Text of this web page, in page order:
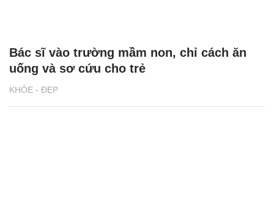
KHỎE - ĐẸP
Bác sĩ vào trường mầm non, chỉ cách ăn
uống và sơ cứu cho trẻ